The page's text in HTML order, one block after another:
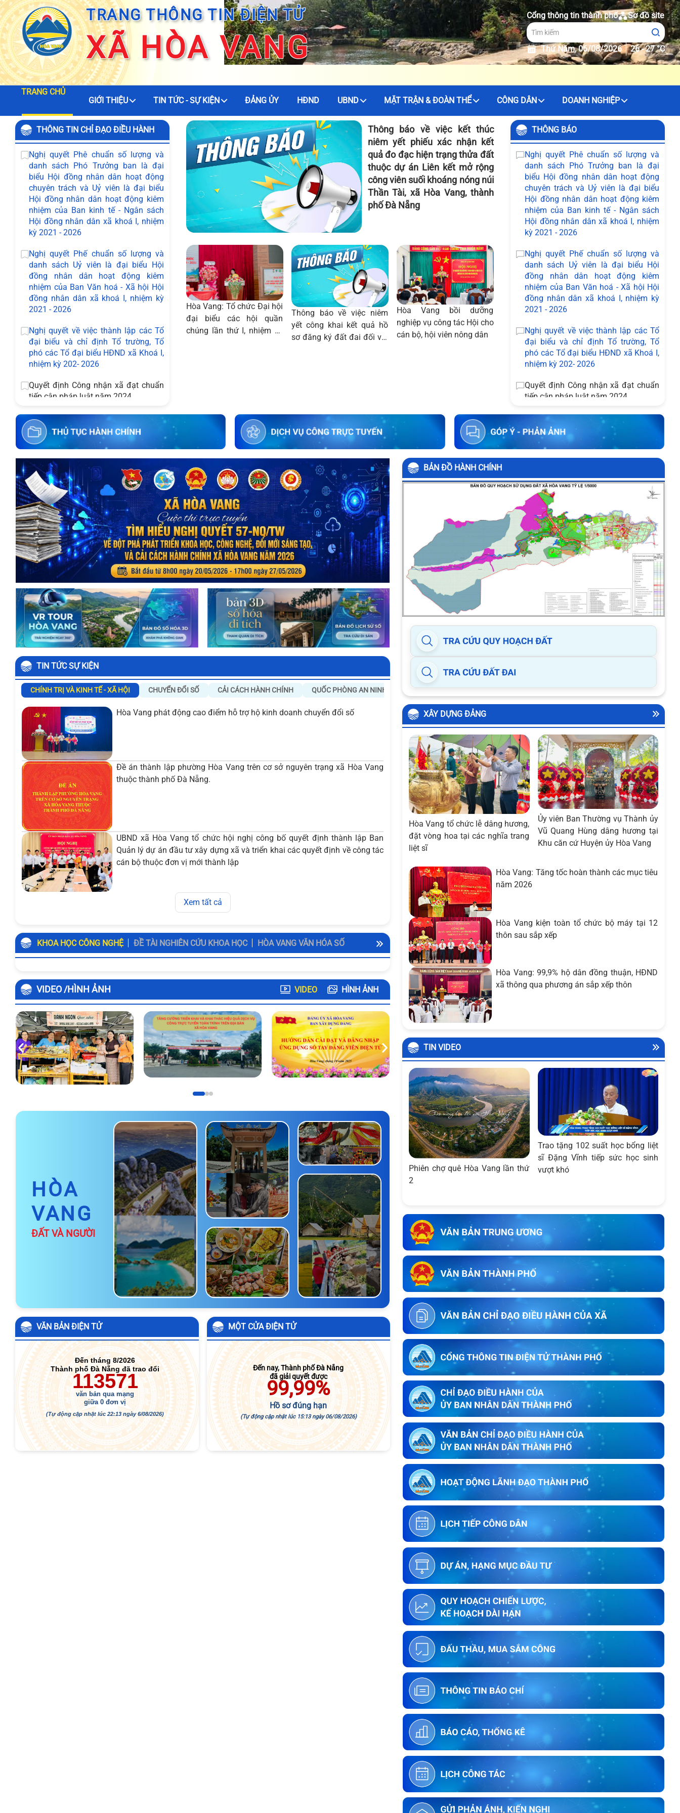
TRANG THÔNG TIN ĐIỆN TỬ
XÃ HÒA VANG
Cổng thông tin thành phố Sơ đồ site
Thứ Năm, 06/08/2026 26 - 27 °C
TRANG CHỦ
GIỚI THIỆU
TIN TỨC - SỰ KIỆN ĐẢNG ỦY HĐND UBND MẶT TRẬN & ĐOÀN THỂ CÔNG DÂN DOANH NGHIỆP
THÔNG TIN CHỈ ĐẠO ĐIỀU HÀNH
Nghị quyết Phê chuẩn số lượng và
danh sách Phó Trưởng ban là đại
biểu Hội đồng nhân dân hoạt động
chuyên trách và Uỷ viên là đại biểu
Hội đồng nhân dân hoạt động kiêm
nhiệm của Ban kinh tế - Ngân sách
Hội đồng nhân dân xã khoá I, nhiệm
kỳ 2021 - 2026
Nghị quyết Phế chuẩn số lượng và
danh sách Uỷ viên là đại biểu Hội
đồng nhân dân hoạt động kiêm
nhiệm của Ban Văn hoá - Xã hội Hội
đồng nhân dân xã khoá I, nhiệm kỳ
2021 - 2026
Nghị quyết về việc thành lập các Tổ
đại biểu và chỉ định Tổ trường, Tổ
phó các Tổ đại biểu HĐND xã Khoá I,
nhiệm kỳ 202- 2026
Quyết định Công nhận xã đạt chuẩn
tiếp cận pháp luật năm 2024
Thông báo tuyển dụng hợp đồng lao
động giáo viên năm học 2024-2025
Thông báo về việc kết thúc
niêm yết phiếu xác nhận kết
quả đo đạc hiện trạng thửa đất
thuộc dự án Liên kết mở rộng
công viên suối khoáng nóng núi
Thần Tài, xã Hòa Vang, thành
phố Đà Nẵng
Hòa Vang: Tổ chức Đại hội
đại biểu các hội quần
chúng lần thứ I, nhiệm kỳ
Thông báo về việc niêm
yết công khai kết quả hồ
sơ đăng ký đất đai đối với
Hòa Vang bồi dưỡng
nghiệp vụ công tác Hội cho
cán bộ, hội viên nông dân
Hòa Vang: Động thổ lấy
Nghĩa trang Liệt sĩ Hòa
Phong
chuyển đổi số
THÔNG BÁO
Nghị quyết Phê chuẩn số lượng và
danh sách Phó Trưởng ban là đại
biểu Hội đồng nhân dân hoạt động
chuyên trách và Uỷ viên là đại biểu
Hội đồng nhân dân hoạt động kiêm
nhiệm của Ban kinh tế - Ngân sách
Hội đồng nhân dân xã khoá I, nhiệm
kỳ 2021 - 2026
Nghị quyết Phế chuẩn số lượng và
danh sách Uỷ viên là đại biểu Hội
đồng nhân dân hoạt động kiêm
nhiệm của Ban Văn hoá - Xã hội Hội
đồng nhân dân xã khoá I, nhiệm kỳ
2021 - 2026
Nghị quyết về việc thành lập các Tổ
đại biểu và chỉ định Tổ trường, Tổ
phó các Tổ đại biểu HĐND xã Khoá I,
nhiệm kỳ 202- 2026
Quyết định Công nhận xã đạt chuẩn
tiếp cận pháp luật năm 2024
Thông báo tuyển dụng hợp đồng lao
động giáo viên năm học 2024-2025
TIN TỨC SỰ KIỆN
CHÍNH TRỊ VÀ KINH TẾ - XÃ HỘI CHUYỂN ĐỔI SỐ CẢI CÁCH HÀNH CHÍNH QUỐC PHÒNG AN NINH ĐÔ THỊ MÔI TRƯỜNG
Hòa Vang phát động cao điểm hỗ trợ hộ kinh doanh chuyển đổi số
Đề án thành lập phường Hòa Vang trên cơ sở nguyên trạng xã Hòa Vang
thuộc thành phố Đà Nẵng.
UBND xã Hòa Vang tổ chức hội nghị công bố quyết định thành lập Ban
Quản lý dự án đầu tư xây dựng xã và triển khai các quyết định về công tác
cán bộ thuộc đơn vị mới thành lập
Xem tất cả
KHOA HỌC CÔNG NGHỆ ĐỀ TÀI NGHIÊN CỨU KHOA HỌC HÒA VANG VĂN HÓA SỐ
VIDEO /HÌNH ẢNH VIDEO HÌNH ẢNH
HÒA
VANG
ĐẤT VÀ NGƯỜI
CẢNH
DI
TÍCH
/
DANH
NHÂN
HÀNG
QUÁN
ĂN
LÀNG
NGHỀ
/
LỄ
HỘI
VANG
VĂN BẢN ĐIỆN TỬ MỘT CỬA ĐIỆN TỬ
Đến nay, Thành phố Đà Nẵng
đã giải quyết được
99,99%
Hồ sơ đúng hạn
(Tự động cập nhật lúc 15:13ngày06/08/2026)
BẢN ĐỒ HÀNH CHÍNH
XÂY DỰNG ĐẢNG
Hòa Vang tổ chức lễ dâng hương,
đặt vòng hoa tại các nghĩa trang
liệt sĩ
Ủy viên Ban Thường vụ Thành ủy
Vũ Quang Hùng dâng hương tại
Khu căn cứ Huyện ủy Hòa Vang
Hòa Vang: Tăng tốc hoàn thành các mục tiêu
năm 2026
Hòa Vang kiện toàn tổ chức bộ máy tại 12
thôn sau sắp xếp
Hòa Vang: 99,9% hộ dân đồng thuận, HĐND
xã thông qua phương án sắp xếp thôn
TIN VIDEO
Phiên chợ quê Hòa Vang lần thứ
2
Trao tặng 102 suất học bổng liệt
sĩ Đặng Vĩnh tiếp sức học sinh
vượt khó